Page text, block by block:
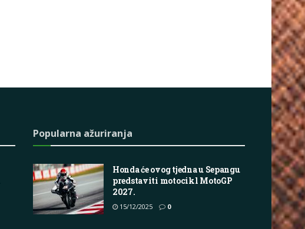
Popularna ažuriranja
Honda će ovog tjedna u Sepangu
predstaviti motocikl MotoGP
2027.
15/12/2025 0